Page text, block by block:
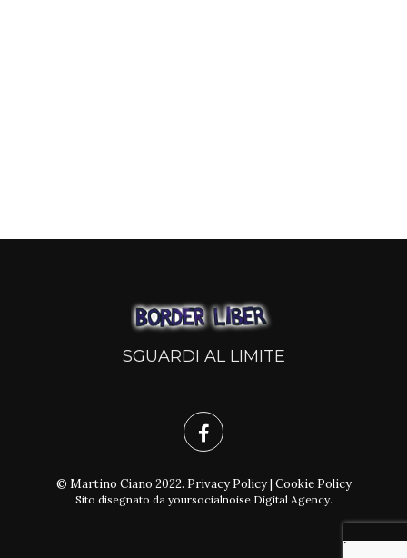
SGUARDI AL LIMITE
© Martino Ciano 2022. Privacy Policy| Cookie Policy
Sito disegnato da yoursocialnoise Digital Agency.